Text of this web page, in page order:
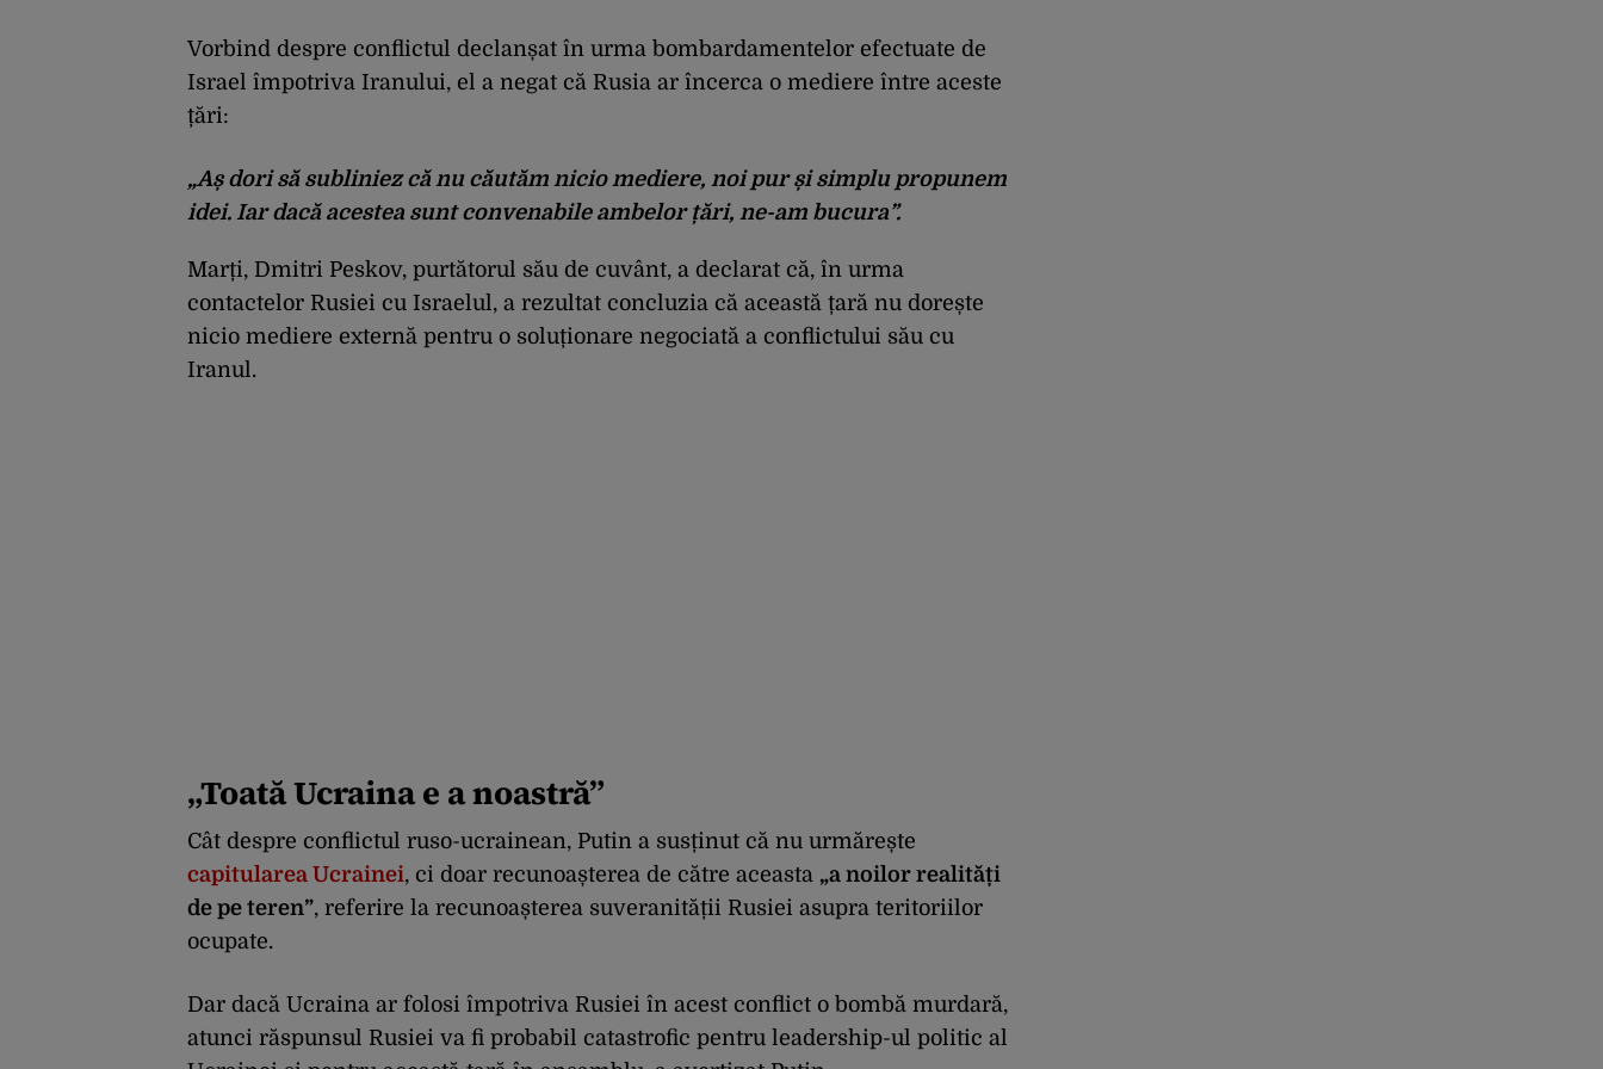
Vorbind despre conflictul declanșat în urma bombardamentelor efectuate de
Israel împotriva Iranului, el a negat că Rusia ar încerca o mediere între aceste
țări:
„Aș dori să subliniez că nu căutăm nicio mediere, noi pur și simplu propunem
idei. Iar dacă acestea sunt convenabile ambelor țări, ne-am bucura”.
Marți, Dmitri Peskov, purtătorul său de cuvânt, a declarat că, în urma
contactelor Rusiei cu Israelul, a rezultat concluzia că această țară nu dorește
nicio mediere externă pentru o soluționare negociată a conflictului său cu
Iranul.
„Toată Ucraina e a noastră”
Cât despre conflictul ruso-ucrainean, Putin a susținut că nu urmărește
capitularea Ucrainei, ci doar recunoașterea de către aceasta „a noilor realități
de pe teren”, referire la recunoașterea suveranității Rusiei asupra teritoriilor
ocupate.
Dar dacă Ucraina ar folosi împotriva Rusiei în acest conflict o bombă murdară,
atunci răspunsul Rusiei va fi probabil catastrofic pentru leadership-ul politic al